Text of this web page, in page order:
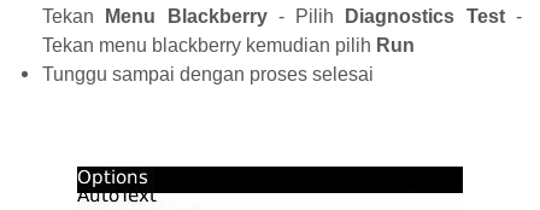
Tekan
Menu Blackberry- Pilih Diagnostics Test-
Tekan menu blackberry kemudian pilih Run
Tunggu sampai dengan proses selesai